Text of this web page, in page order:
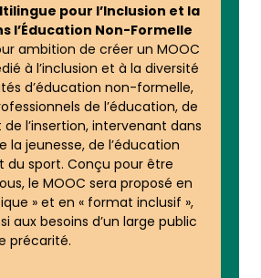
pour l’Inclusion et la
l’Éducation Non-Formelle
ambition de créer un MOOC
à l’inclusion et à la diversité
d’éducation non-formelle,
de l’éducation, de
de l’insertion, intervenant dans
la jeunesse, de l’éducation
du sport. Conçu pour être
le MOOC sera proposé en
» et en « format inclusif »,
aux besoins d’un large public
précarité.